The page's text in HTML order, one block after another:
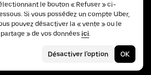
le bouton « Refuser » ci-
Si vous possédez un compte Uber,
pouvez désactiver la « vente » ou le
» de vos données ici.
Désactiver l'option OK